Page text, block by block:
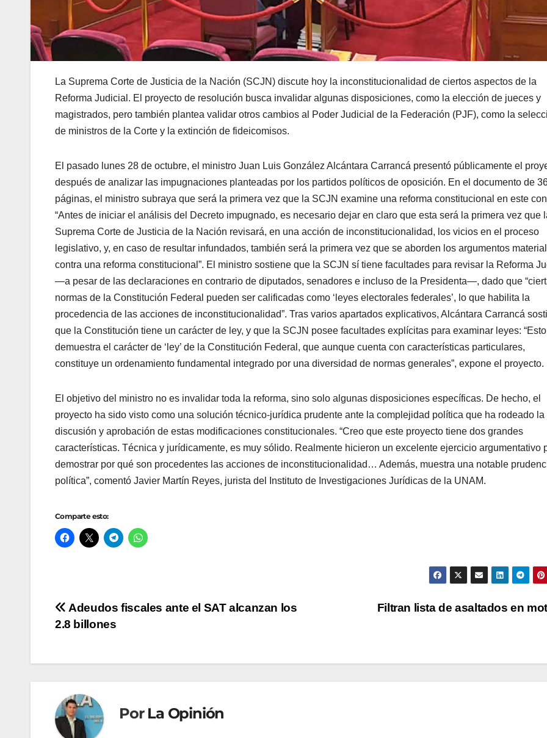
La Suprema Corte de Justicia de la Nación (SCJN) discute hoy la inconstitucionalidad de ciertos aspectos de la
Reforma Judicial. El proyecto de resolución busca invalidar algunas disposiciones, como la elección de jueces y
magistrados, pero también plantea validar otros cambios al Poder Judicial de la Federación (PJF), como la
de ministros de la Corte y la extinción de fideicomisos.
El pasado lunes 28 de octubre, el ministro Juan Luis González Alcántara Carrancá presentó públicamente el
después de analizar las impugnaciones planteadas por los partidos políticos de oposición. En el documento de
páginas, el ministro subraya que será la primera vez que la SCJN examine una reforma constitucional en este
“Antes de iniciar el análisis del Decreto impugnado, es necesario dejar en claro que esta será la primera vez que
Suprema Corte de Justicia de la Nación revisará, en una acción de inconstitucionalidad, los vicios en el proceso
legislativo, y, en caso de resultar infundados, también será la primera vez que se aborden los argumentos
contra una reforma constitucional”. El ministro sostiene que la SCJN sí tiene facultades para revisar la Reforma
—a pesar de las declaraciones en contrario de diputados, senadores e incluso de la Presidenta—, dado que
normas de la Constitución Federal pueden ser calificadas como ‘leyes electorales federales’, lo que habilita la
procedencia de las acciones de inconstitucionalidad”. Tras varios apartados explicativos, Alcántara Carrancá
que la Constitución tiene un carácter de ley, y que la SCJN posee facultades explícitas para examinar leyes: “Esto
demuestra el carácter de ‘ley’ de la Constitución Federal, que aunque cuenta con características particulares,
constituye un ordenamiento fundamental integrado por una diversidad de normas generales”, expone el proyecto.
El objetivo del ministro no es invalidar toda la reforma, sino solo algunas disposiciones específicas. De hecho, el
proyecto ha sido visto como una solución técnico-jurídica prudente ante la complejidad política que ha rodeado la
discusión y aprobación de estas modificaciones constitucionales. “Creo que este proyecto tiene dos grandes
características. Técnica y jurídicamente, es muy sólido. Realmente hicieron un excelente ejercicio argumentativo
demostrar por qué son procedentes las acciones de inconstitucionalidad… Además, muestra una notable
política”, comentó Javier Martín Reyes, jurista del Instituto de Investigaciones Jurídicas de la UNAM.
Comparte esto:
Navegación
entradas
Filtran lista de asaltados en
Adeudos fiscales ante el SAT alcanzan los
2.8 billones
Por La Opinión